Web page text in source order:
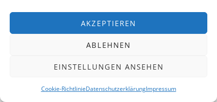
AKZEPTIEREN
ABLEHNEN
EINSTELLUNGEN ANSEHEN
Cookie-RichtlinieDatenschutzerklärungImpressum